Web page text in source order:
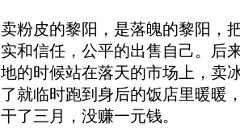
卖粉皮的黎阳，是落魄的黎阳，
实和信任，公平的出售自己。后
地的时候站在落天的市场上，卖
了就临时跑到身后的饭店里暖暖
干了三月，没赚一元钱。